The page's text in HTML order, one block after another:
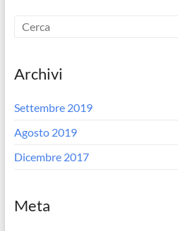
Archivi
Settembre 2019
Agosto 2019
Dicembre 2017
Meta